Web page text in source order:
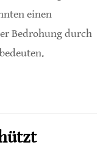
einen
Bedrohung durch